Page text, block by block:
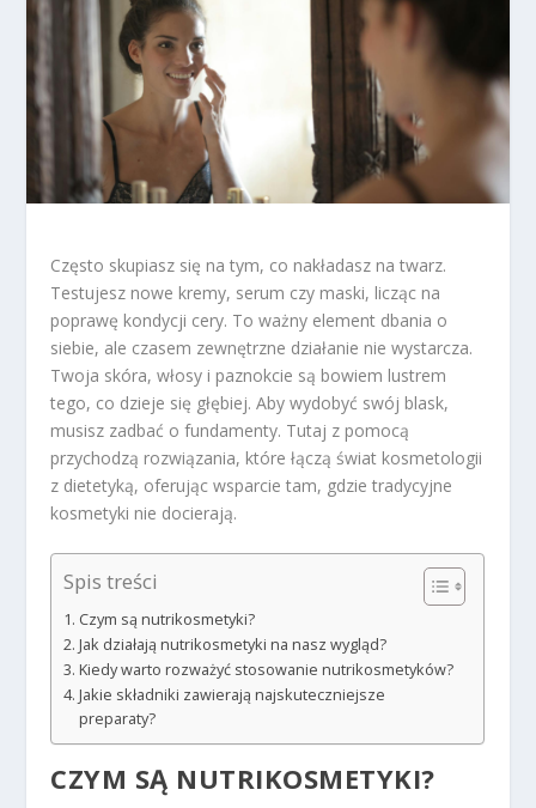
Często skupiasz się na tym, co nakładasz na twarz.
Testujesz nowe kremy, serum czy maski, licząc na
poprawę kondycji cery. To ważny element dbania o
siebie, ale czasem zewnętrzne działanie nie wystarcza.
Twoja skóra, włosy i paznokcie są bowiem lustrem
tego, co dzieje się głębiej. Aby wydobyć swój blask,
musisz zadbać o fundamenty. Tutaj z pomocą
przychodzą rozwiązania, które łączą świat kosmetologii
z dietetyką, oferując wsparcie tam, gdzie tradycyjne
kosmetyki nie docierają.
Spis treści
Czym są nutrikosmetyki?
Jak działają nutrikosmetyki na nasz wygląd?
Kiedy warto rozważyć stosowanie nutrikosmetyków?
Jakie składniki zawierają najskuteczniejsze
preparaty?
CZYM SĄ NUTRIKOSMETYKI?